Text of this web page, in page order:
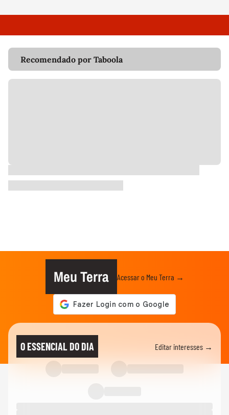
Recomendado por Taboola
Meu Terra Acessar o Meu Terra →
O ESSENCIAL DO DIA Editar interesses →